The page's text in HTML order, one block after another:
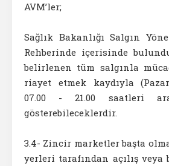
AVM’ler;
Sağlık Bakanlığı Salgın
Rehberinde içerisinde
belirlenen tüm salgınla
riayet etmek kaydıyla
07.00 - 21.00 saatleri
gösterebileceklerdir.
3.4- Zincir marketler başta
yerleri tarafından açılış